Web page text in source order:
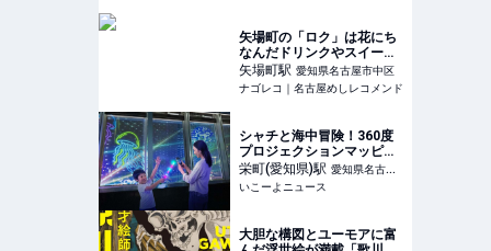
矢場町の「ロク」は花にち
なんだドリンクやスイーツ
が楽しめる癒しのカフェ
矢場町駅 愛知県名古屋市中区
ナゴレコ｜名古屋めしレコメンド
シャチと海中冒険！360度
プロジェクションマッピン
グで夜景が海に 名古屋テ
レビ塔
栄町(愛知県)駅 愛知県名古屋
市中区
いこーよニュース
大胆な構図とユーモアに富